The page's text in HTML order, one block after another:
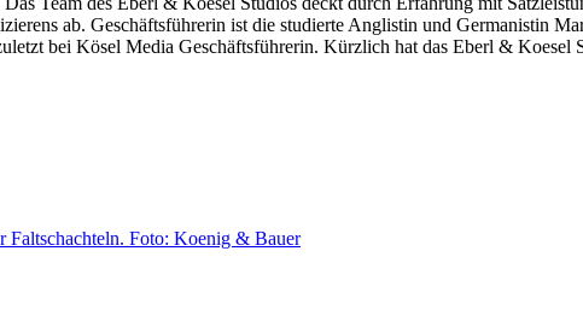
ab. Geschäftsführerin ist die studierte Anglistin und Germanistin
bei Kösel Media Geschäftsführerin. Kürzlich hat das Eberl & Koesel